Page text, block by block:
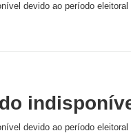
devido ao período eleitoral
devido ao período eleitoral